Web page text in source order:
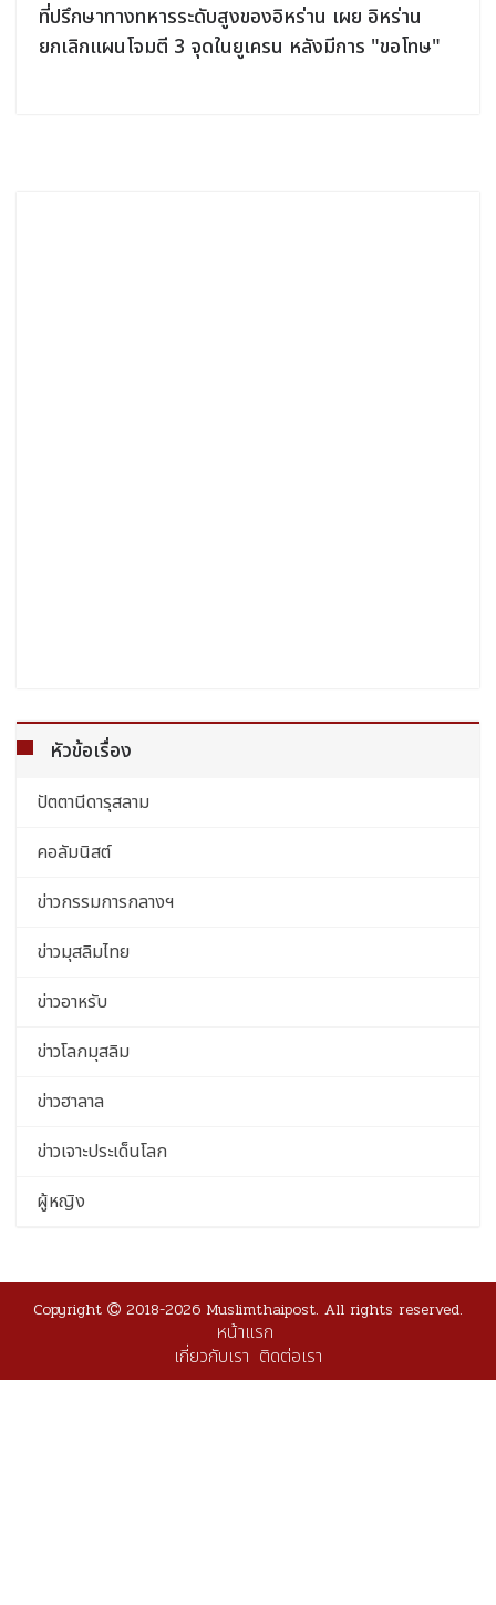
ที่ปรึกษาทางทหารระดับสูงของอิหร่าน เผย อิหร่าน
ยกเลิกแผนโจมตี 3 จุดในยูเครน หลังมีการ "ขอโทษ"
หัวข้อเรื่อง
ปัตตานีดารุสลาม
คอลัมนิสต์
ข่าวกรรมการกลางฯ
ข่าวมุสลิมไทย
ข่าวอาหรับ
ข่าวโลกมุสลิม
ข่าวฮาลาล
ข่าวเจาะประเด็นโลก
ผู้หญิง